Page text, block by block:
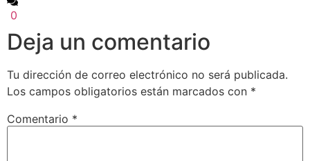
0
Deja un comentario
Tu dirección de correo electrónico no será publicada.
Los campos obligatorios están marcados con *
Comentario *